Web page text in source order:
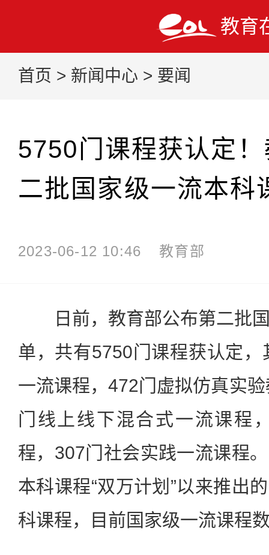
教育
首页 > 新闻中心 > 要闻
5750门课程获认定
二批国家级一流本科
2023-06-12 10:46 教育部
日前，教育部公布第二批国
单，共有5750门课程获认定
一流课程，472门虚拟仿真实
门线上线下混合式一流课程
程，307门社会实践一流课程
本科课程“双万计划”以来推出
科课程，目前国家级一流课程